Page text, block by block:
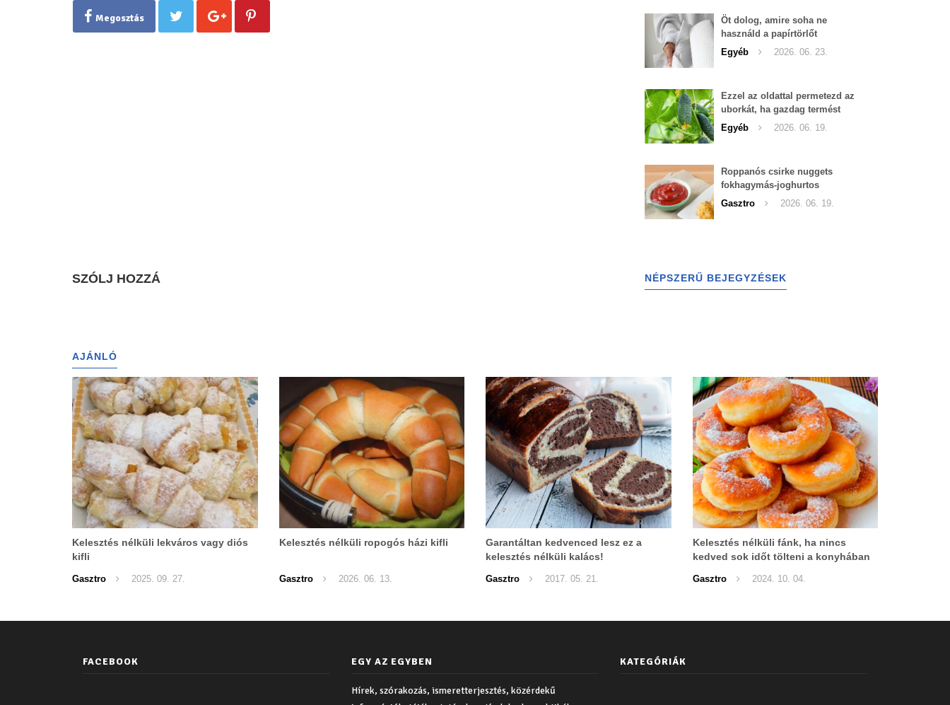
Megosztás
SZÓLJ HOZZÁ
Öt dolog, amire soha ne
használd a papírtörlőt
Egyéb
2026. 06. 23.
Ezzel az oldattal permetezd az
uborkát, ha gazdag termést
szeretnél begyűjteni
Egyéb 2026. 06. 19.
Roppanós csirke nuggets
fokhagymás-joghurtos
szósszal
Gasztro 2026. 06. 19.
NÉPSZERŰ BEJEGYZÉSEK
AJÁNLÓ
Kelesztés nélküli lekváros vagy diós
kifli
Gasztro 2025. 09. 27.
Kelesztés nélküli ropogós házi kifli
Gasztro 2026. 06. 13.
Garantáltan kedvenced lesz ez a
kelesztés nélküli kalács!
Gasztro 2017. 05. 21.
Kelesztés nélküli fánk, ha nincs
kedved sok időt tölteni a konyhában
Gasztro 2024. 10. 04.
FACEBOOK EGY AZ EGYBEN
Hírek, szórakozás, ismeretterjesztés, közérdekű
KATEGÓRIÁK